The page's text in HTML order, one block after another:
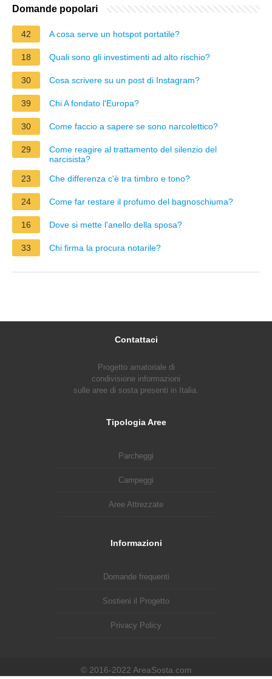
Domande popolari
42 A cosa serve un hotspot portatile?
18 Quali sono gli investimenti ad alto rischio?
30 Cosa scrivere su un post di Instagram?
39 Chi A fondato l'Europa?
30 Come faccio a sapere se sono narcolettico?
29
Come reagire al trattamento del silenzio del
narcisista?
23
Che differenza c'è tra timbro e tono?
24 Come far restare il profumo del bagnoschiuma?
16 Dove si mette l'anello della sposa?
33 Chi firma la procura notarile?
Contattaci
Progetto amatoriale di
condivisione informazioni
sulle aree di sosta presenti in Italia.
Tipologia Aree
Parcheggi
Campeggi
Aree Attrezzate
Informazioni
Domande frequenti
Sostieni il Progetto
Privacy Policy
© 2016-2022 AreaSosta.com